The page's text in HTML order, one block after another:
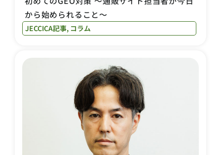
から始められること〜
JECCICA記事, コラム